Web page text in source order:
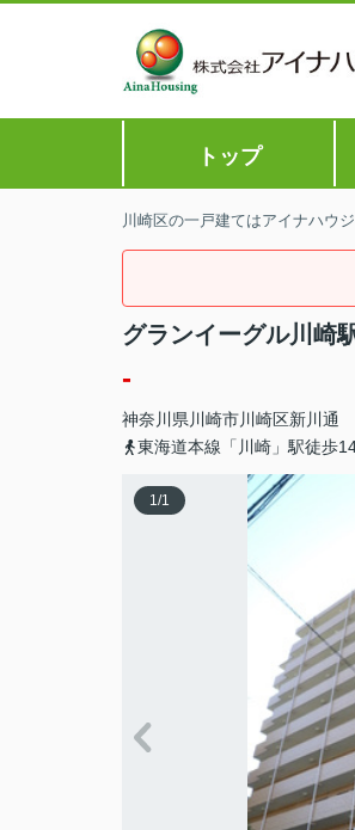
トップ
川崎区の一戸建てはアイナハウ
グランイーグル川崎
-
神奈川県 川崎市川崎区新川通
東海道本線「川崎」駅徒歩
1/1